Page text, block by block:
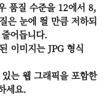
품질 수준을 12에서 8,
은 눈에 띌 만큼 저하되
어듭니다.
이미지는 JPG 형식
는 웹 그래픽을 포함한
세요.